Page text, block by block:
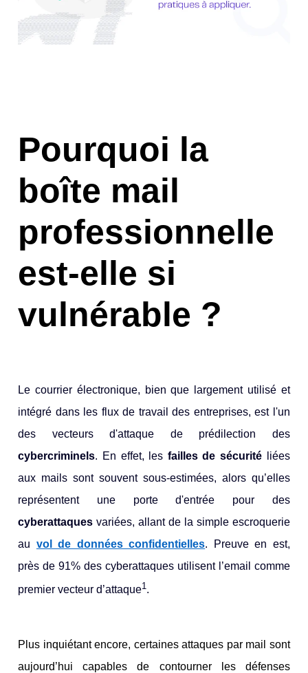
Pourquoi la
boîte mail
professionnelle
est-elle si
vulnérable ?
Le courrier électronique, bien que largement utilisé et
intégré dans les flux de travail des entreprises, est l'un
des vecteurs d'attaque de prédilection des
cybercriminels. En effet, les failles de sécuritéliées
aux mails sont souvent sous-estimées, alors qu’elles
représentent une porte d'entrée pour des
cyberattaques variées, allant de la simple escroquerie
au vol de données confidentielles. Preuve en est,
près de 91% des cyberattaques utilisent l’email comme
premier vecteur d’attaque1 .
Plus inquiétant encore, certainesattaques par mail sont
aujourd’hui capables de contourner les défenses